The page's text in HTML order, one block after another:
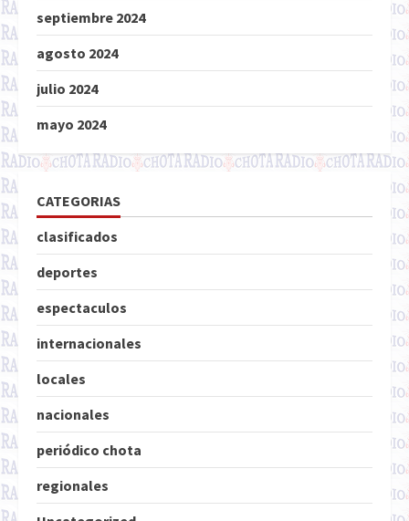
septiembre 2024
agosto 2024
julio 2024
mayo 2024
CATEGORIAS
clasificados
deportes
espectaculos
internacionales
locales
nacionales
periódico chota
regionales